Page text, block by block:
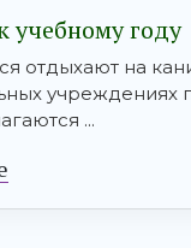
учебному году
отдыхают на
учреждениях
...